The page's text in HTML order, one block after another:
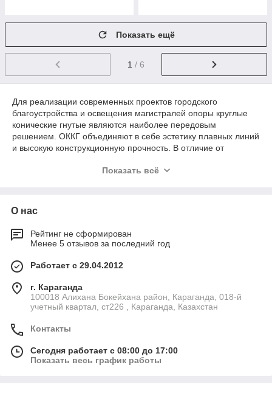
Показать ещё
1 / 6
Для реализации современных проектов городского
благоустройства и освещения магистралей опоры круглые
конические гнутые являются наиболее передовым
решением. ОККГ объединяют в себе эстетику плавных линий
и высокую конструкционную прочность. В отличие от
изготавливаются методом продольной гибки листовой стали,
представлены сертифицированные системы,
адаптированные к ветровым и температурным нагрузкам
Казахстана.
Технические характеристики и
спецификации опор ОККГ
При выборе оборудования для наружного освещения важно
понимать конструктивные отличия этой категории. Если вы
эксплуатационные параметры:
Материал и форма. Изготавливаются из
высококачественного листового проката. Технология
Показать всё
О нас
Рейтинг не сформирован
Менее 5 отзывов за последний год
Работает с 29.04.2012
г. Караганда
100018 Алихана Бокейхана район, Караганда, 018-й
учетный квартал, ст226 , Караганда, Казахстан
Контакты
Сегодня работает с 08:00 до 17:00
Показать весь график работы